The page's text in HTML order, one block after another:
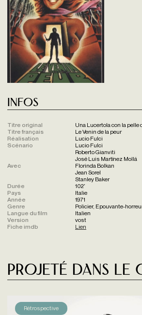
Infos
Titre original
Una Lucertola con la pelle
Titre français
Le Venin de la peur
Réalisation
Lucio Fulci
Scénario
Lucio Fulci
Roberto Gianviti
José Luis Martínez Mollá
Avec
Florinda Bolkan
Jean Sorel
Stanley Baker
Durée
102'
Pays
Italie
Année
1971
Genre
Policier, Epouvante-
Langue du film
Italien
Version
vost
Fiche imdb
Lien
Projeté dans le
Rétrospective